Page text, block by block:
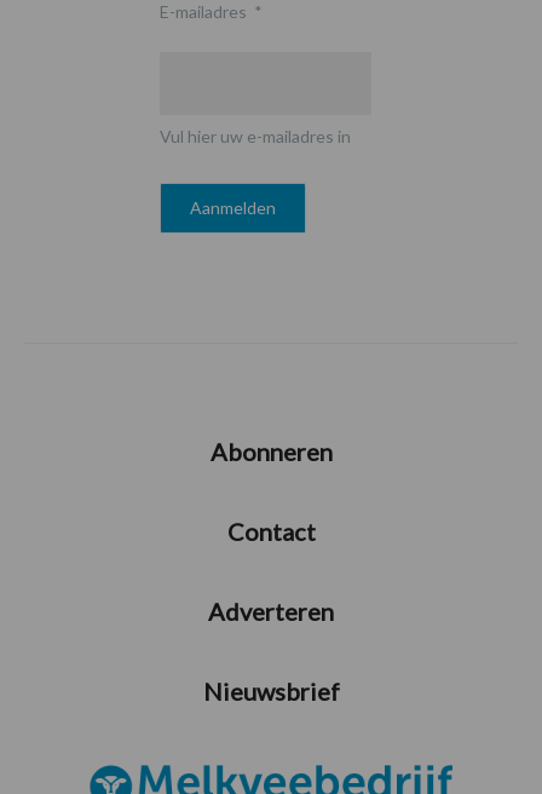
E-mailadres *
Vul hier uw e-mailadres in
Abonneren
Contact
Adverteren
Nieuwsbrief